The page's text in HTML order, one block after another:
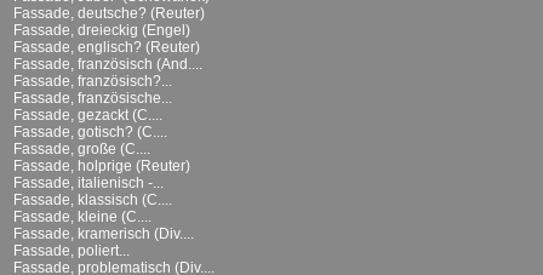
Fassade, deutsche? (Reuter)
Fassade, dreieckig (Engel)
Fassade, englisch? (Reuter)
Fassade, französisch (And....
Fassade, französisch?...
Fassade, französische...
Fassade, gezackt (C....
Fassade, gotisch? (C....
Fassade, große (C....
Fassade, holprige (Reuter)
Fassade, italienisch -...
Fassade, klassisch (C....
Fassade, kleine (C....
Fassade, kramerisch (Div....
Fassade, poliert...
Fassade, problematisch (Div....